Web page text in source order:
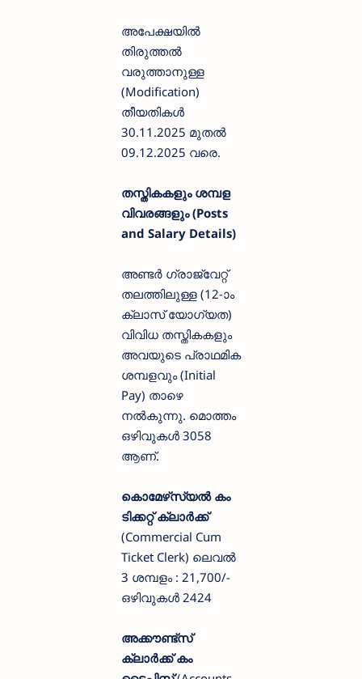
അപേക്ഷയിൽ
തിരുത്തൽ
വരുത്താനുള്ള
(Modification)
തീയതികൾ
30.11.2025 മുതൽ
09.12.2025 വരെ.
തസ്തികകളും ശമ്പള
വിവരങ്ങളും (Posts
and Salary Details)
അണ്ടർ ഗ്രാജ്വേറ്റ്
തലത്തിലുള്ള (12-ാം
ക്ലാസ് യോഗ്യത)
വിവിധ തസ്തികകളും
അവയുടെ പ്രാഥമിക
ശമ്പളവും (Initial
Pay) താഴെ
നൽകുന്നു. മൊത്തം
ഒഴിവുകൾ 3058
ആണ്.
കൊമേഴ്‌സ്യൽ കം
ടിക്കറ്റ് ക്ലാർക്ക്
(Commercial Cum
Ticket Clerk) ലെവൽ
3 ശമ്പളം : 21,700/-
ഒഴിവുകൾ 2424
അക്കൗണ്ട്‌സ്
ക്ലാർക്ക് കം